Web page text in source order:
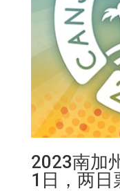
2023南加
1日，两日